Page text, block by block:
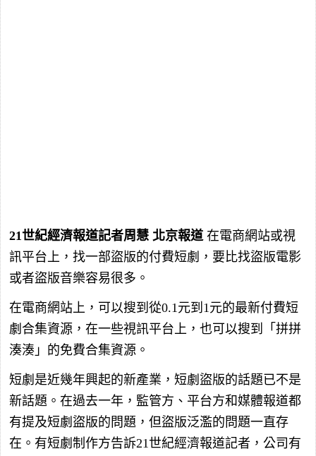
21世紀經濟報道記者周慧 北京報道 在電商網站或視
訊平台上，找一部盜版的付費短劇，要比找盜版電影
或者盜版音樂容易很多。
在電商網站上，可以搜到從0.1元到1元的最新付費短
劇合集資源，在一些視訊平台上，也可以搜到「拼拼
湊湊」的免費合集資源。
短劇是近幾年興起的新產業，短劇盜版的話題已不是
新話題。在過去一年，監管方、平台方和媒體報道都
有提及短劇盜版的問題，但盜版泛濫的問題一直存
在。有短劇制作方告訴21世紀經濟報道記者，公司有